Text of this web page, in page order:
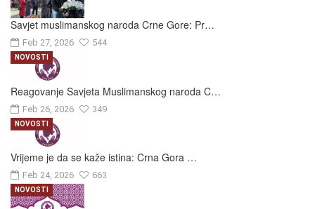
Savjet muslimanskog naroda Crne Gore: Pr…
Feb 27, 2026 544
Reagovanje Savjeta Muslimanskog naroda C…
Feb 26, 2026 349
NOVOSTI
Vrijeme je da se kaže istina: Crna Gora …
Feb 24, 2026 663
NOVOSTI
NOVOSTI